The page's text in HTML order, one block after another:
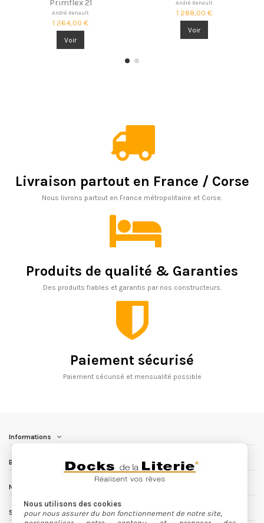
Primflex 21
André Renault
1 264,00 €
Voir
André Renault
1 288,00 €
Voir
Livraison partout en France / Corse
Nous livrons partout en France métropolitaine et Corse.
Produits de qualité & Garanties
Des produits fiables et garantis par nos constructeurs.
Paiement sécurisé
Paiement sécurisé et mensualité possible
Informations
Besoin d'aide ?
Nous contacter
Nous utilisons des cookies
pour nous assurer du bon fonctionnement de notre site,
Suivez nous